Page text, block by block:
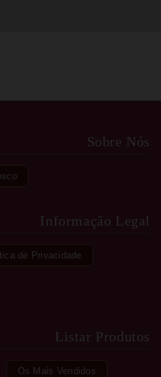
Sobre Nós
Informação Legal
de Privacidade
Listar Produtos
Os Mais Vendidos